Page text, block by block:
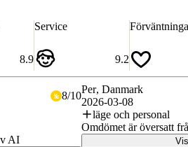
8.9
Service
9.2
8/10
AI
Per, Danmark
2026-03-08
läge och personal
Omdömet är översatt